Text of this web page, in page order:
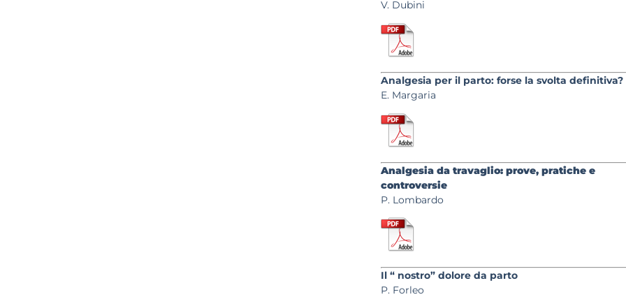
V. Dubini
Analgesia per il parto: forse la svolta definitiva?
E. Margaria
Analgesia da travaglio: prove, pratiche e
controversie
P. Lombardo
Il “ nostro” dolore da parto
P. Forleo